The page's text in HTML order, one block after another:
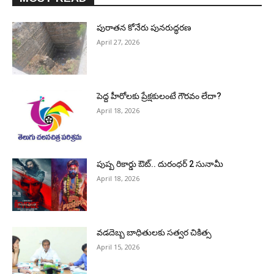
పురాత‌న కోనేరు పున‌రుద్ధ‌ర‌ణ
April 27, 2026
పెద్ద హీరోల‌కు ప్రేక్ష‌కులంటే గౌర‌వం లేదా?
April 18, 2026
పుష్ప రికార్డు ఔట్‌.. దురంధ‌ర్ 2 సునామీ
April 18, 2026
వడదెబ్బ బాధితులకు సత్వర చికిత్స
April 15, 2026